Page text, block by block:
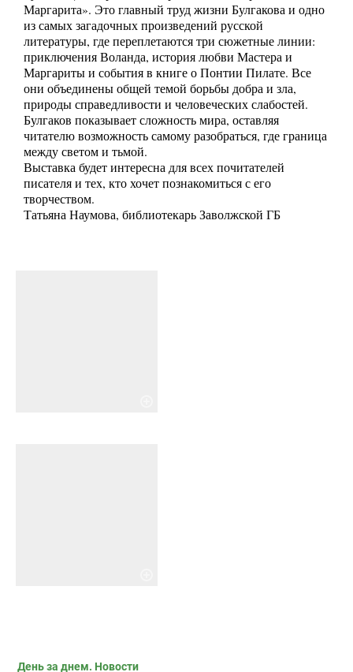
Маргарита». Это главный труд жизни Булгакова и одно
из самых загадочных произведений русской
литературы, где переплетаются три сюжетные линии:
приключения Воланда, история любви Мастера и
Маргариты и события в книге о Понтии Пилате. Все
они объединены общей темой борьбы добра и зла,
природы справедливости и человеческих слабостей.
Булгаков показывает сложность мира, оставляя
читателю возможность самому разобраться, где граница
между светом и тьмой.
Выставка будет интересна для всех почитателей
писателя и тех, кто хочет познакомиться с его
творчеством.
Татьяна Наумова, библиотекарь Заволжской ГБ
День за днем. Новости